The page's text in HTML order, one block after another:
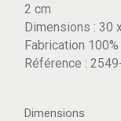
2 cm
Dimensions : 30
Fabrication
Référence :
Dimensions